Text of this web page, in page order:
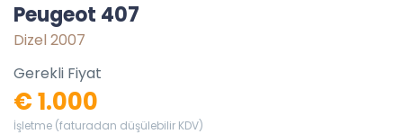
Peugeot 407
Dizel 2007
Gerekli Fiyat
€ 1.000
İşletme (faturadan düşülebilir KDV)